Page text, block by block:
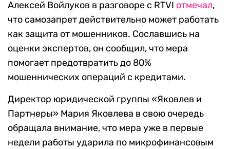
Алексей Войлуков в разговоре с RTVI отмечал,
что самозапрет действительно может работать
как защита от мошенников. Сославшись на
оценки экспертов, он сообщил, что мера
помогает предотвратить до 80%
мошеннических операций с кредитами.
Директор юридической группы «Яковлев и
Партнеры» Мария Яковлева в свою очередь
обращала внимание, что мера уже в первые
недели работы ударила по микрофинансовым